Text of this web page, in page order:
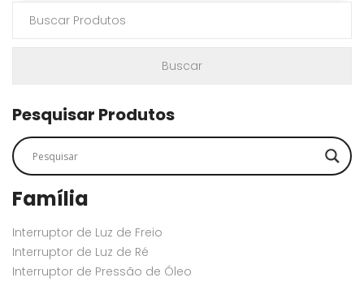
Pesquisar Produtos
Família
Interruptor de Luz de Freio
Interruptor de Luz de Ré
Interruptor de Pressão de Óleo